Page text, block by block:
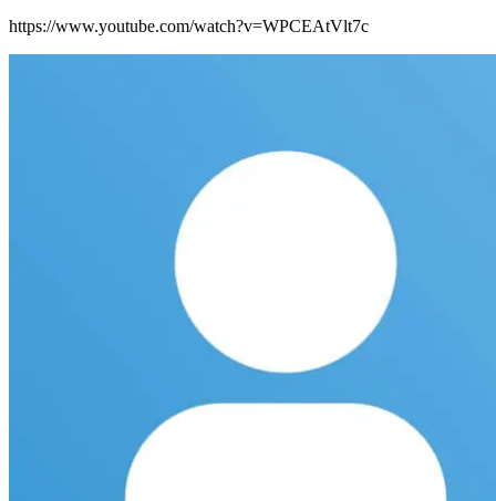
https://www.youtube.com/watch?v=WPCEAtVlt7c